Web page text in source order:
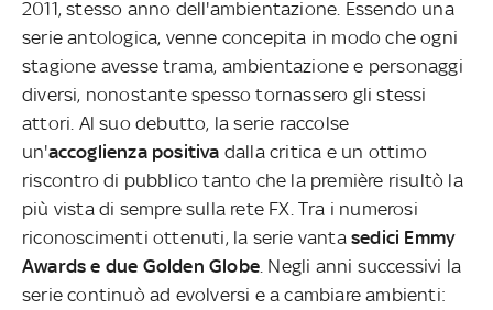
2011, stesso anno dell'ambientazione. Essendo una
serie antologica, venne concepita in modo che ogni
stagione avesse trama, ambientazione e personaggi
diversi, nonostante spesso tornassero gli stessi
attori. Al suo debutto, la serie raccolse
un'accoglienza positiva dalla critica e un ottimo
riscontro di pubblico tanto che la première risultò la
più vista di sempre sulla rete FX. Tra i numerosi
riconoscimenti ottenuti, la serie vanta sedici Emmy
Awards e due Golden Globe . Negli anni successivi la
serie continuò ad evolversi e a cambiare ambienti: